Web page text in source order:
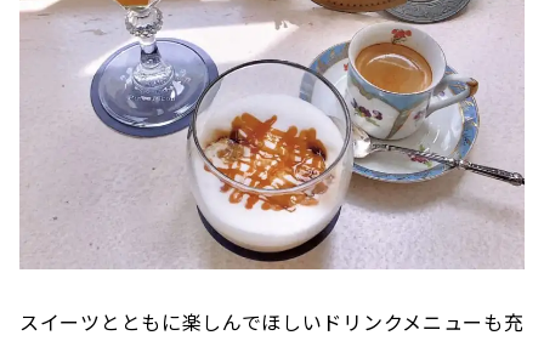
スイーツとともに楽しんでほしいドリンクメニューも充